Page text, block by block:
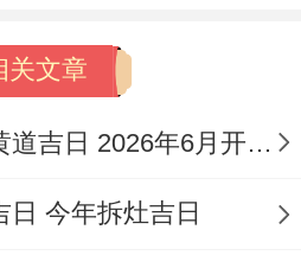
徙、入宅；
23:00-00：59）、丑时
辰时（07:00-08:59）、
关文章
2026年6月开业的黄道吉日 2026年6月开业黄道吉日查询
日 今年拆灶吉日